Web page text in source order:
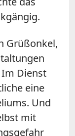
Grüßonkel,
Im Dienst
eine
Und
mit